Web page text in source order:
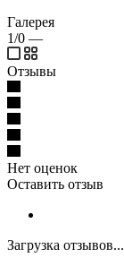
Галерея
1/0 —
Отзывы
Нет оценок
Оставить отзыв
Загрузка отзывов...